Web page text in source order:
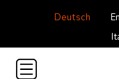
Deutsch